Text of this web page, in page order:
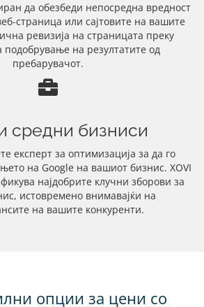
да обезбеди непосредна вредност
страница или сајтовите на вашите
ревизија на страницата преку
подобрување на резултатите од
пребарувачот.
средни бизниси
експерт за оптимизација за да го
на Google на вашиот бизнис. XOVI
најдобрите клучни зборови за
истовремено внимавајќи на
на вашите конкуренти.
опции за цени со